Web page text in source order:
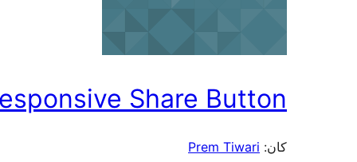
Share Button
کان: Prem Tiwari